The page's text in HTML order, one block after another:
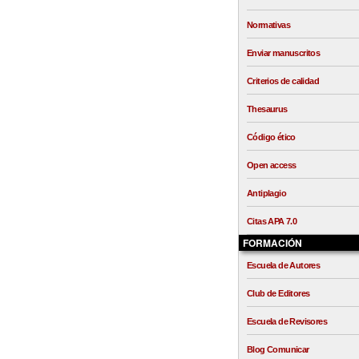
Normativas
Enviar manuscritos
Criterios de calidad
Thesaurus
Código ético
Open access
Antiplagio
Citas APA 7.0
FORMACIÓN
Escuela de Autores
Club de Editores
Escuela de Revisores
Blog Comunicar